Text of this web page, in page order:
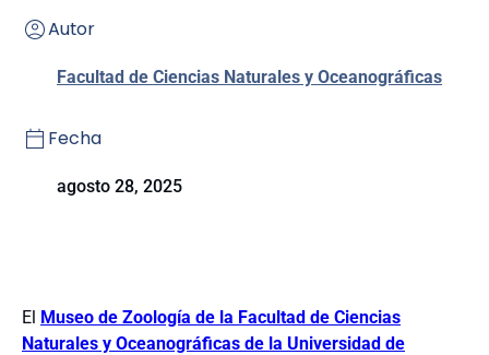
Autor
Facultad de Ciencias Naturales y Oceanográficas
Fecha
agosto 28, 2025
El Museo de Zoología de la Facultad de Ciencias
Naturales y Oceanográficas de la Universidad de